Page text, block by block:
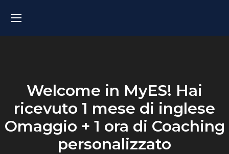
Welcome in MyES! Hai
ricevuto 1 mese di inglese
Omaggio + 1 ora di Coaching
personalizzato